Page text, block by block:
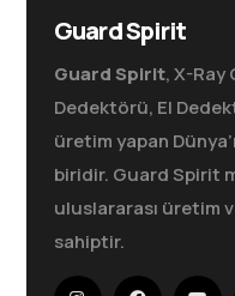
Guard Spirit
Guard Spirit, X-Ray
Dedektörü, El
üretim yapan
biridir. Guard Spirit
uluslararası üretim
sahiptir.